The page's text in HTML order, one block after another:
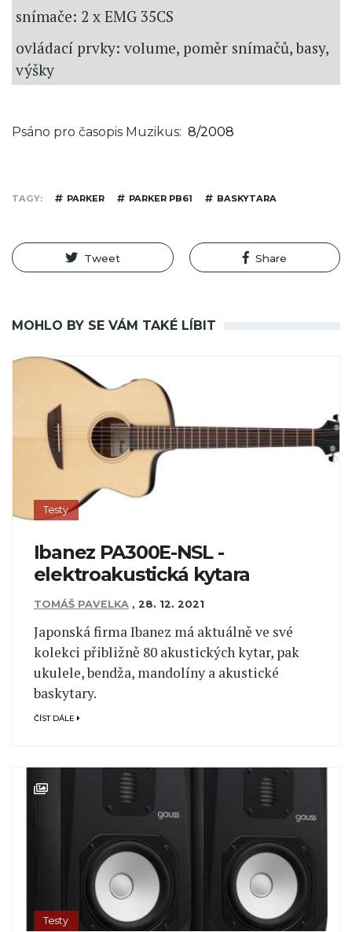
snímače: 2 x EMG 35CS
ovládací prvky: volume, poměr snímačů, basy,
výšky
Psáno pro časopis Muzikus 8/2008
TAGY PARKER PARKER PB61 BASKYTARA
Tweet Share
MOHLO BY SE VÁM TAKÉ LÍBIT
Testy
Ibanez PA300E-NSL -
elektroakustická kytara
TOMÁŠ PAVELKA , 28. 12. 2021
Japonská firma Ibanez má aktuálně ve své
kolekci přibližně 80 akustických kytar, pak
ukulele, bendža, mandolíny a akustické
baskytary.
ČÍST DÁLE
Testy